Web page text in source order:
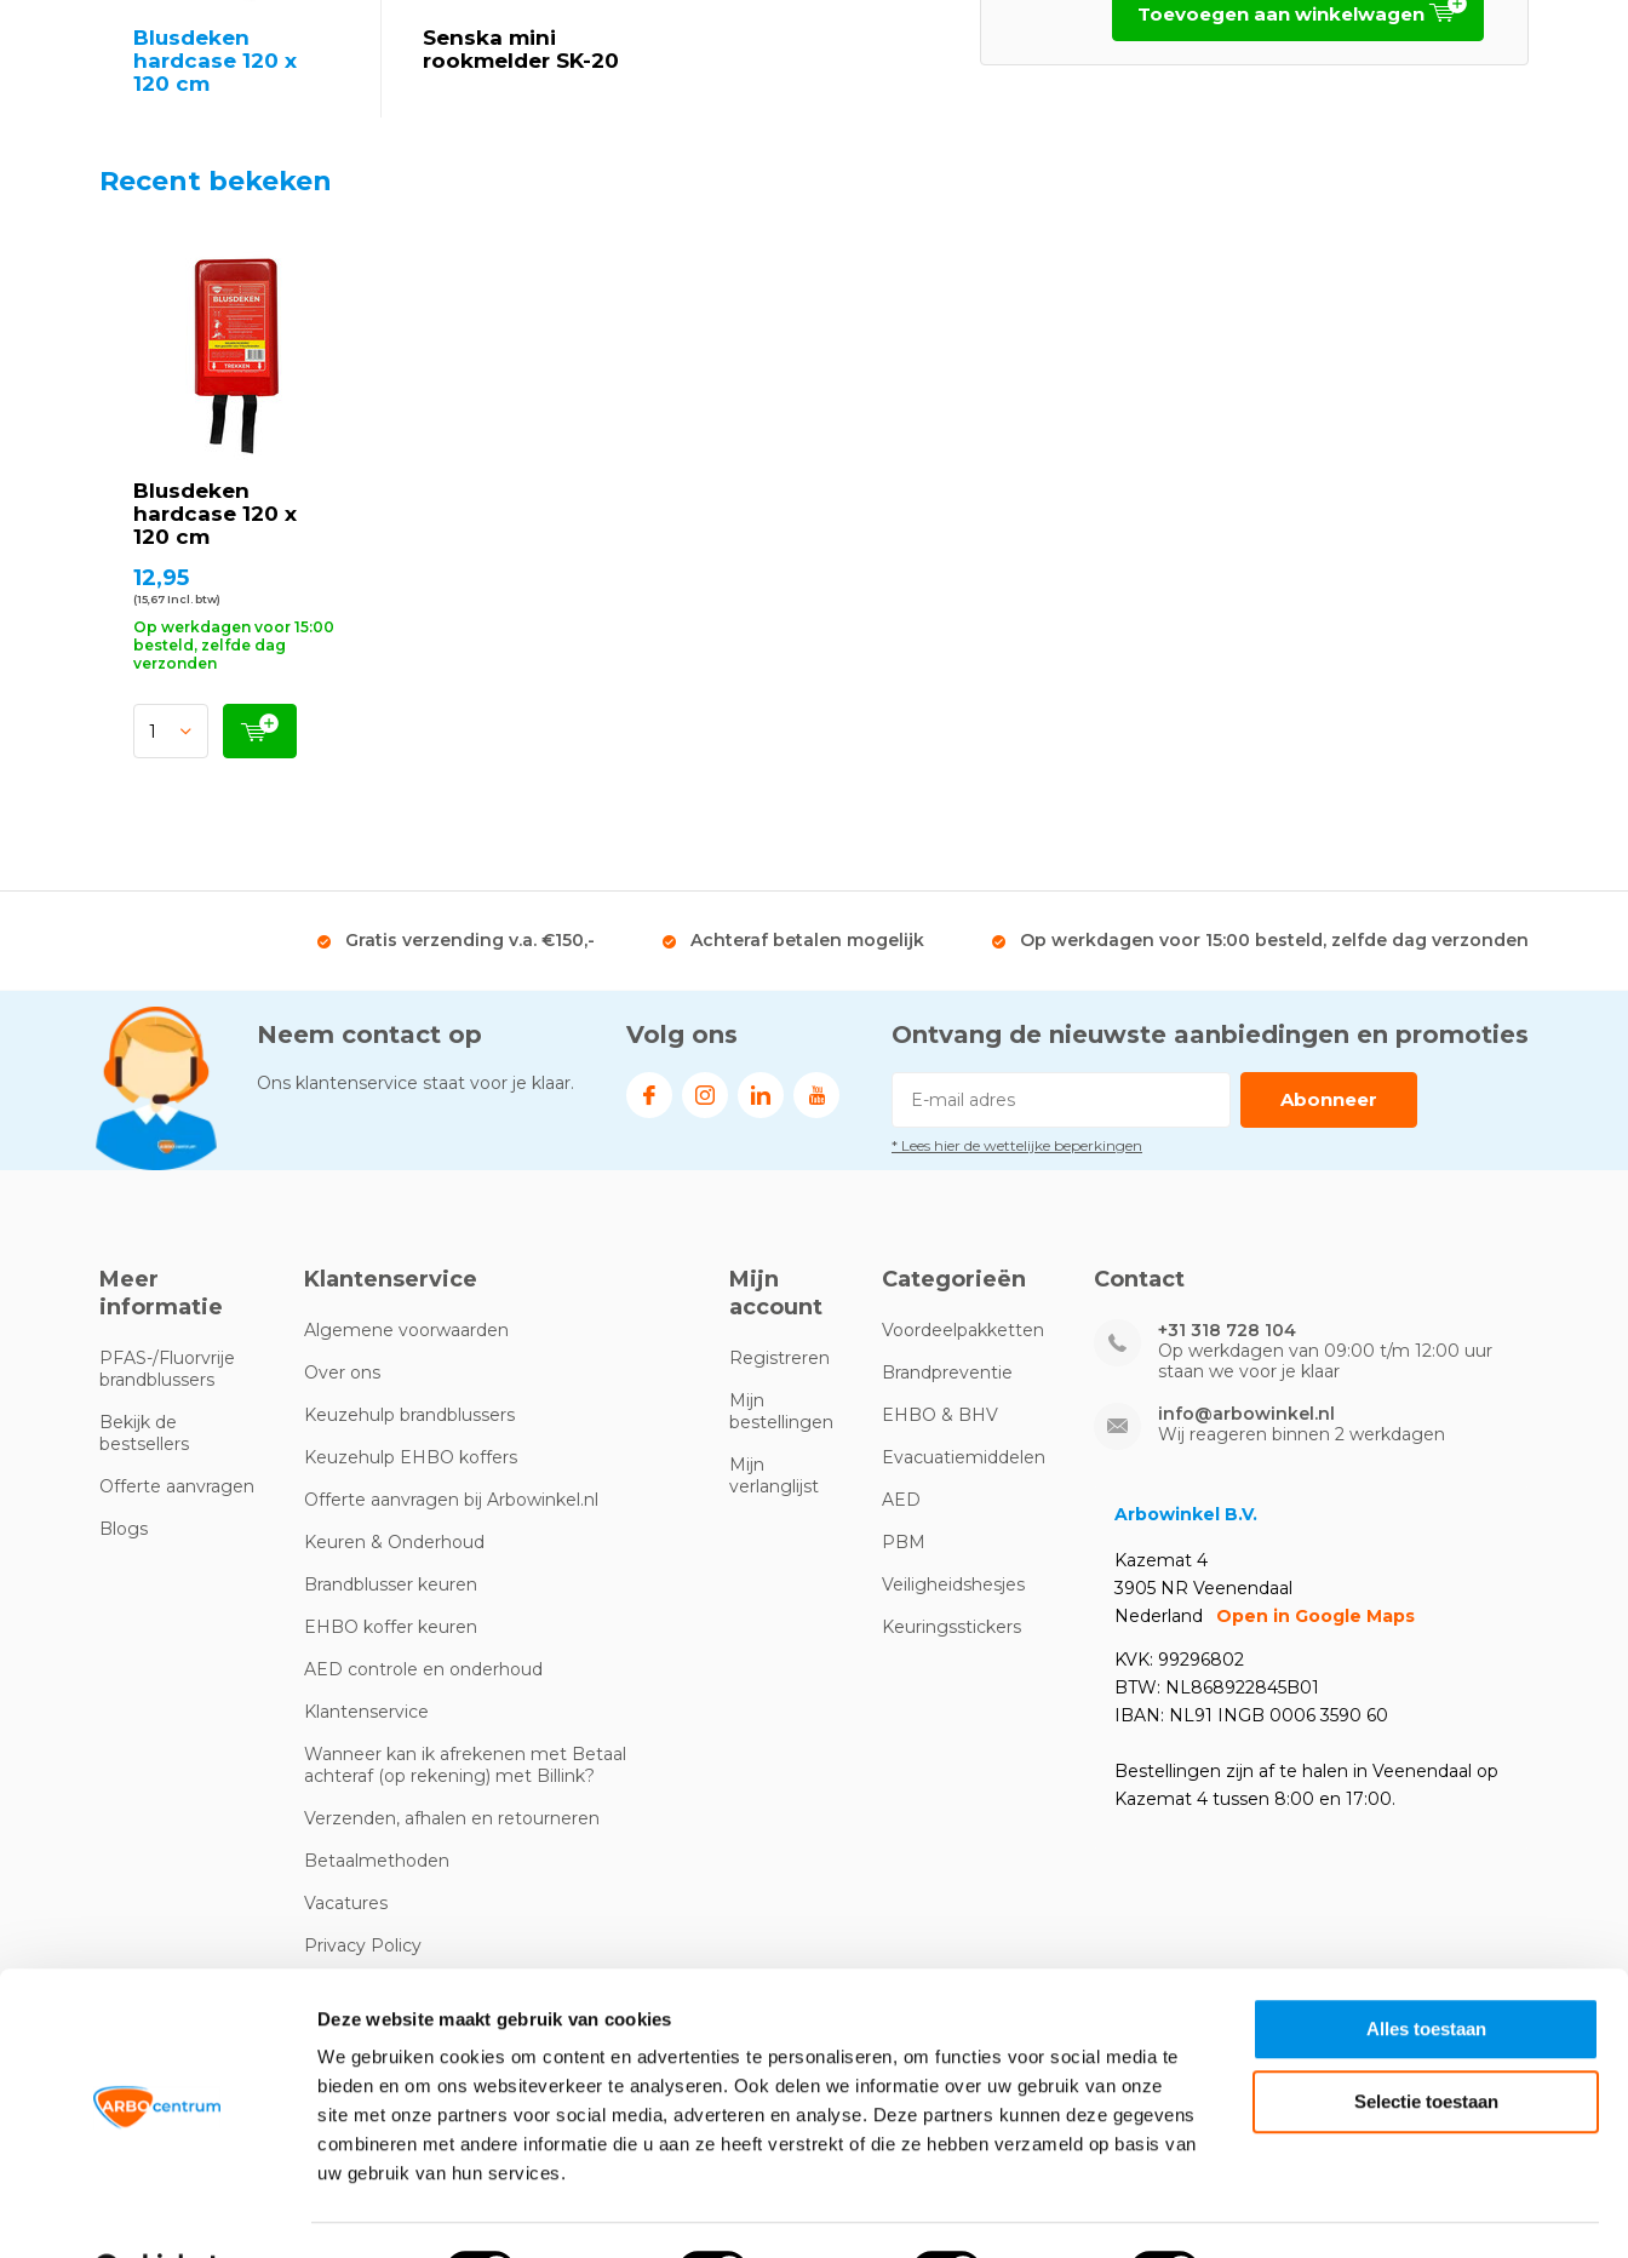
Deze website maakt gebruik van cookies
We gebruiken cookies om content en advertenties te personaliseren, om functies voor social media te
bieden en om ons websiteverkeer te analyseren. Ook delen we informatie over uw gebruik van onze
site met onze partners voor social media, adverteren en analyse. Deze partners kunnen deze gegevens
combineren met andere informatie die u aan ze heeft verstrekt of die ze hebben verzameld op basis van
uw gebruik van hun services.
Alles toestaan
Selectie toestaan
Blusdeken
hardcase 120 x
120 cm
Senska mini
rookmelder SK-20
Toevoegen aan winkelwagen
Recent bekeken
Blusdeken
hardcase 120 x
120 cm
12,95
(15,67 Incl. btw)
Op werkdagen voor 15:00
besteld, zelfde dag
verzonden
Gratis verzending v.a. €150,- Achteraf betalen mogelijk Op werkdagen voor 15:00 besteld, zelfde dag verzonden
Neem contact op
Ons klantenservice staat voor je klaar.
Volg ons Ontvang de nieuwste aanbiedingen en promoties
Abonneer
* Lees hier de wettelijke beperkingen
Meer
informatie
PFAS-/Fluorvrije
brandblussers
Bekijk de
bestsellers
Offerte aanvragen
Blogs
Klantenservice
Algemene voorwaarden
Over ons
Keuzehulp brandblussers
Keuzehulp EHBO koffers
Offerte aanvragen bij Arbowinkel.nl
Keuren & Onderhoud
Brandblusser keuren
EHBO koffer keuren
AED controle en onderhoud
Klantenservice
Wanneer kan ik afrekenen met Betaal
achteraf (op rekening) met Billink?
Verzenden, afhalen en retourneren
Betaalmethoden
Vacatures
Privacy Policy
Mijn
account
Registreren
Mijn
bestellingen
Mijn
verlanglijst
Categorieën
Voordeelpakketten
Brandpreventie
EHBO & BHV
Evacuatiemiddelen
AED
PBM
Veiligheidshesjes
Keuringsstickers
Contact
+31 318 728 104
Op werkdagen van 09:00 t/m 12:00 uur
staan we voor je klaar
info@arbowinkel.nl
Wij reageren binnen 2 werkdagen
Arbowinkel B.V.
Kazemat 4
3905 NR Veenendaal
Nederland
Open in Google Maps
KVK: 99296802
BTW: NL868922845B01
IBAN: NL91 INGB 0006 3590 60
Bestellingen zijn af te halen in Veenendaal op
Kazemat 4 tussen 8:00 en 17:00.